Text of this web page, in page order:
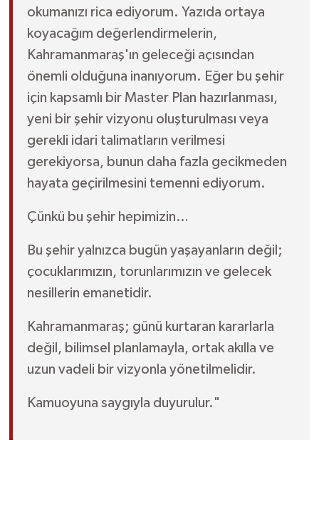
okumanızı rica ediyorum. Yazıda ortaya
koyacağım değerlendirmelerin,
Kahramanmaraş'ın geleceği açısından
önemli olduğuna inanıyorum. Eğer bu şehir
için kapsamlı bir Master Plan hazırlanması,
yeni bir şehir vizyonu oluşturulması veya
gerekli idari talimatların verilmesi
gerekiyorsa, bunun daha fazla gecikmeden
hayata geçirilmesini temenni ediyorum.
Çünkü bu şehir hepimizin…
Bu şehir yalnızca bugün yaşayanların değil;
çocuklarımızın, torunlarımızın ve gelecek
nesillerin emanetidir.
Kahramanmaraş; günü kurtaran kararlarla
değil, bilimsel planlamayla, ortak akılla ve
uzun vadeli bir vizyonla yönetilmelidir.
Kamuoyuna saygıyla duyurulur."